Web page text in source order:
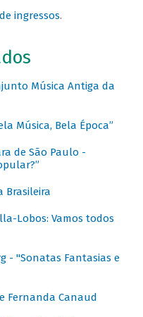
ingressos.
Música Antiga da
Música, Bela Época”
de São Paulo -
Brasileira
Lobos: Vamos todos
- "Sonatas Fantasias e
Fernanda Canaud